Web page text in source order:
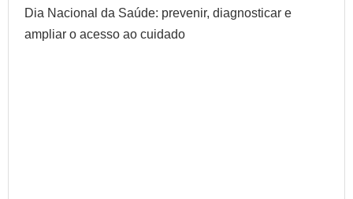
Dia Nacional da Saúde: prevenir, diagnosticar e
ampliar o acesso ao cuidado